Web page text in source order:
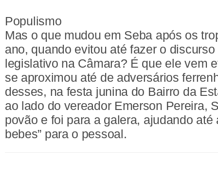
Populismo
Mas o que mudou em Seba após os
ano, quando evitou até fazer o
legislativo na Câmara? É que ele vem
se aproximou até de adversários
desses, na festa junina do Bairro da
ao lado do vereador Emerson Pereira,
povão e foi para a galera, ajudando até
bebes” para o pessoal.